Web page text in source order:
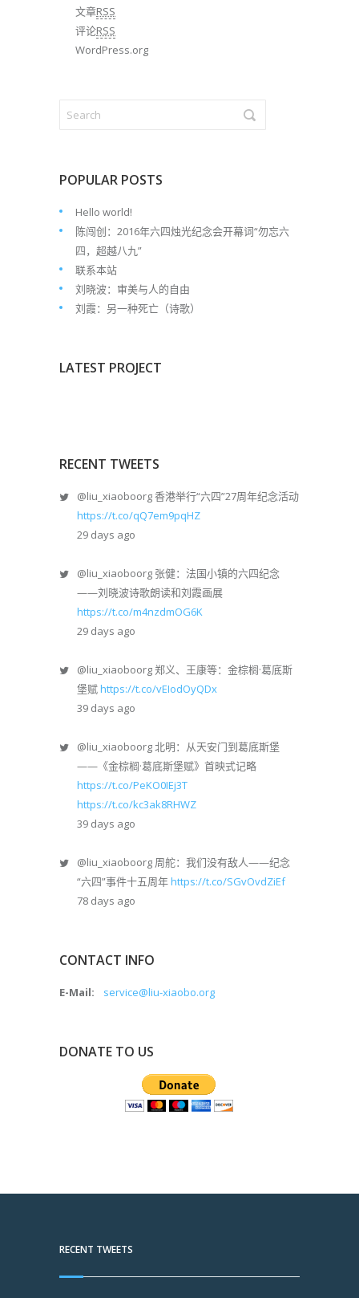
文章RSS
评论RSS
WordPress.org
POPULAR POSTS
Hello world!
陈闯创：2016年六四烛光纪念会开幕词“勿忘六
四，超越八九”
联系本站
刘晓波：审美与人的自由
刘霞：另一种死亡（诗歌）
LATEST PROJECT
RECENT TWEETS
@liu_xiaoboorg香港举行“六四”27周年纪念活动
https://t.co/qQ7em9pqHZ
29 days ago
@liu_xiaoboorg 张健：法国小镇的六四纪念
——刘晓波诗歌朗读和刘霞画展
https://t.co/m4nzdmOG6K
29 days ago
@liu_xiaoboorg郑义、王康等：金棕榈·葛底斯
堡赋https://t.co/vEIodOyQDx
39 days ago
@liu_xiaoboorg北明：从天安门到葛底斯堡
——《金棕榈·葛底斯堡赋》首映式记略
https://t.co/PeKO0IEj3T
https://t.co/kc3ak8RHWZ
39 days ago
@liu_xiaoboorg 周舵：我们没有敌人——纪念
“六四”事件十五周年https://t.co/SGvOvdZiEf
78 days ago
CONTACT INFO
E-Mail: service@liu-xiaobo.org
DONATE TO US
RECENT TWEETS